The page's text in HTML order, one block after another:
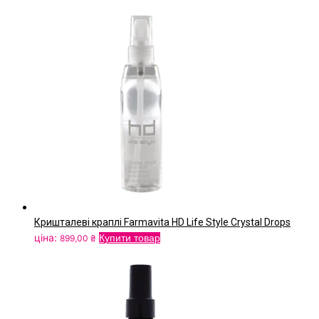
Кришталеві краплі Farmavita HD Life Style Crystal Drops
ціна: 899,00 ₴ Купити товар